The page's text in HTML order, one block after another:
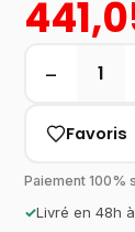
− 1
Favoris
Paiement 100%
✓Livré en 48h